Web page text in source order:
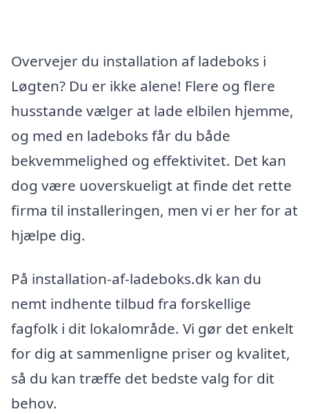
Overvejer du installation af ladeboks i
Løgten? Du er ikke alene! Flere og flere
husstande vælger at lade elbilen hjemme,
og med en ladeboks får du både
bekvemmelighed og effektivitet. Det kan
dog være uoverskueligt at finde det rette
firma til installeringen, men vi er her for at
hjælpe dig.
På installation-af-ladeboks.dk kan du
nemt indhente tilbud fra forskellige
fagfolk i dit lokalområde. Vi gør det enkelt
for dig at sammenligne priser og kvalitet,
så du kan træffe det bedste valg for dit
behov.